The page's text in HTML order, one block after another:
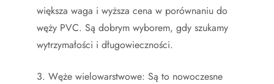
większa waga i wyższa cena w porównaniu do
węży PVC. Są dobrym wyborem, gdy szukamy
wytrzymałości i długowieczności.
3. Węże wielowarstwowe: Są to nowoczesne